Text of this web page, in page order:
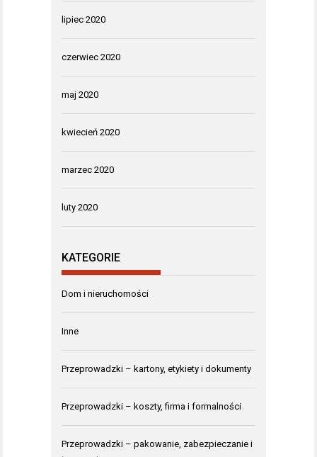
lipiec 2020
czerwiec 2020
maj 2020
kwiecień 2020
marzec 2020
luty 2020
KATEGORIE
Dom i nieruchomości
Inne
Przeprowadzki – kartony, etykiety i dokumenty
Przeprowadzki – koszty, firma i formalności
Przeprowadzki – pakowanie, zabezpieczanie i